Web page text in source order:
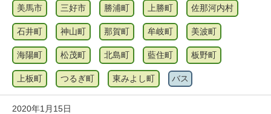
美馬市 三好市 勝浦町 上勝町 佐那河内村
石井町 神山町 那賀町 牟岐町 美波町
海陽町 松茂町 北島町 藍住町 板野町
上板町 つるぎ町 東みよし町 バス
2020年1月15日